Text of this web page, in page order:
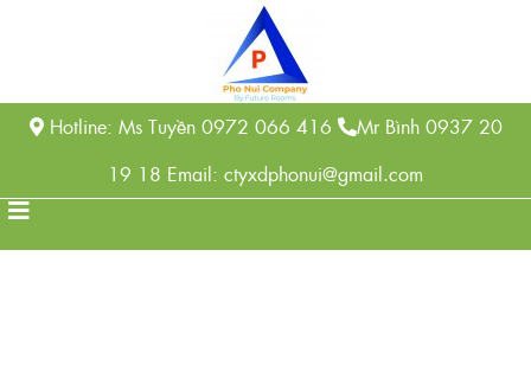
Hotline: Ms Tuyền 0972 066 416
Mr Bình 0937 20
19 18 Email: ctyxdphonui@gmail.com